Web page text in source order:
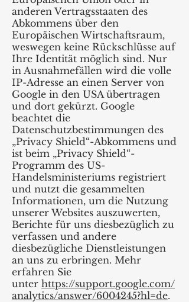
anderen Vertragsstaaten des
Abkommens über den
Europäischen Wirtschaftsraum,
weswegen keine Rückschlüsse auf
Ihre Identität möglich sind. Nur
in Ausnahmefällen wird die volle
IP-Adresse an einen Server von
Google in den USA übertragen
und dort gekürzt. Google
beachtet die
Datenschutzbestimmungen des
„Privacy Shield“-Abkommens und
ist beim „Privacy Shield“-
Programm des US-
Handelsministeriums registriert
und nutzt die gesammelten
Informationen, um die Nutzung
unserer Websites auszuwerten,
Berichte für uns diesbezüglich zu
verfassen und andere
diesbezügliche Dienstleistungen
an uns zu erbringen. Mehr
erfahren Sie
unter https://support.google.com/
analytics/answer/6004245?hl=de.